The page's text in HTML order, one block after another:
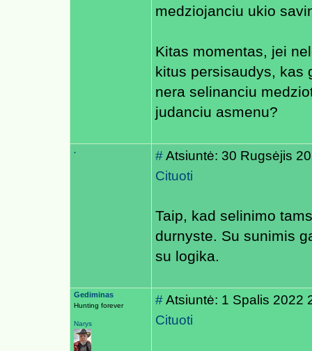
medziojanciu ukio
Kitas momentas, jei
kitus persisaudys, kas
nera selinanciu
judanciu asmenu?
. #Atsiuntė: 30 Rugsėjis
Cituoti
Taip, kad selinimo
durnyste. Su sunimis
su logika.
Gediminas
Hunting forever
Narys
#Atsiuntė: 1 Spalis 2022
Cituoti